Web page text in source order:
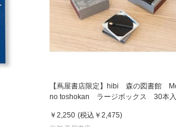
【蔦屋書店限定】hibi 森の図書館
no toshokan ラージボックス 30本入
￥2,250 (税込 ￥2,475)